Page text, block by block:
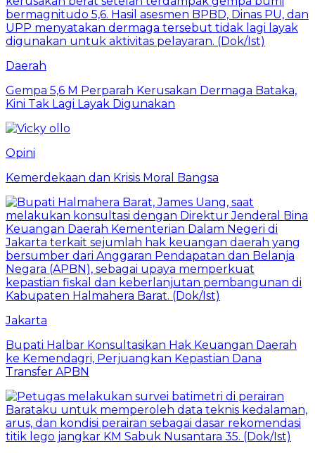
Daerah
Gempa 5,6 M Perparah Kerusakan Dermaga Bataka,
Kini Tak Lagi Layak Digunakan
Opini
Kemerdekaan dan Krisis Moral Bangsa
Jakarta
Bupati Halbar Konsultasikan Hak Keuangan Daerah
ke Kemendagri, Perjuangkan Kepastian Dana
Transfer APBN